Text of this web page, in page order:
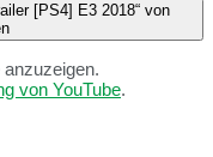
[PS4] E3 2018“ von
von YouTube.